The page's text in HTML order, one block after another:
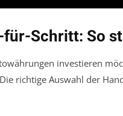
Schritt: So
investieren
richtige Auswahl der